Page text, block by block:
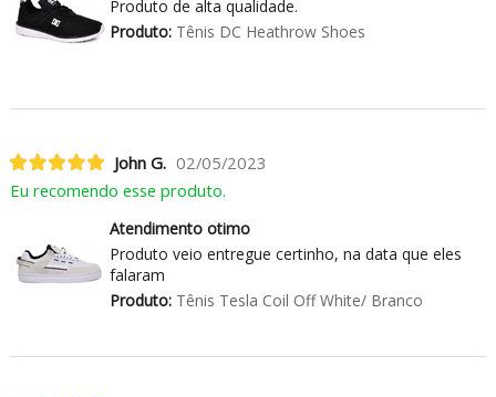
Produto de alta qualidade.
Produto:Tênis DC Heathrow Shoes
John G. 02/05/2023
Eu recomendo esse produto.
Atendimento otimo
Produto veio entregue certinho, na data que eles
falaram
Produto:Tênis Tesla Coil Off White/ Branco